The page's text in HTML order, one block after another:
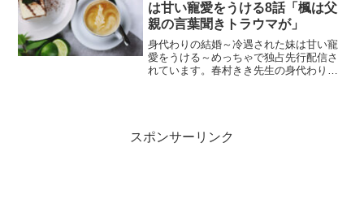
は甘い寵愛をうける8話「楓は父
親の言葉聞きトラウマが」
身代わりの結婚～冷遇された妹は甘い寵
愛をうける～めっちゃで独占先行配信さ
れています。春村きき先生の身代わりの
スポンサーリンク